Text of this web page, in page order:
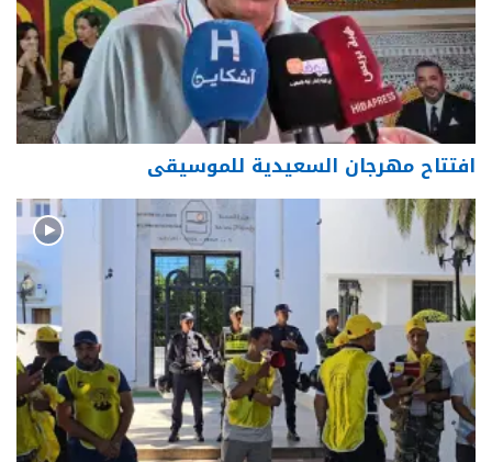
افتتاح مهرجان السعيدية للموسيقى